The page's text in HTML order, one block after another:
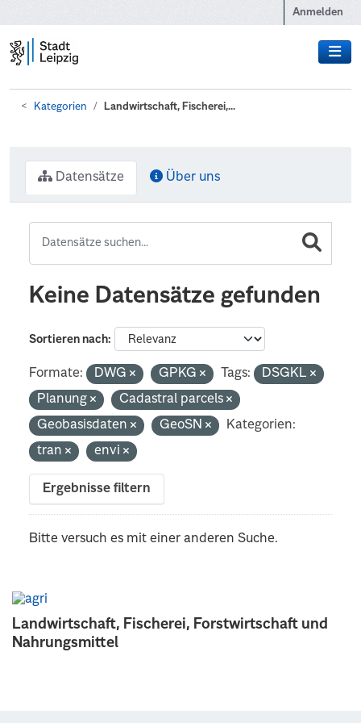
Anmelden
Kategorien Landwirtschaft, Fischerei,...
Landwirtschaft, Fischerei, Forstwirtschaft und
Nahrungsmittel
Datensätze Über uns
Keine Datensätze gefunden
Sortieren nach
Formate: DWG GPKG Tags:
DSGKL
Planung
Cadastral parcels
Geobasisdaten
GeoSN
Kategorien:
tran
envi
Ergebnisse filtern
Bitte versuch es mit einer anderen Suche.